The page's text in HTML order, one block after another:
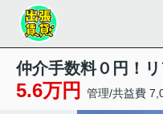
仲介手数料０円！
5.6万円 管理/共益費